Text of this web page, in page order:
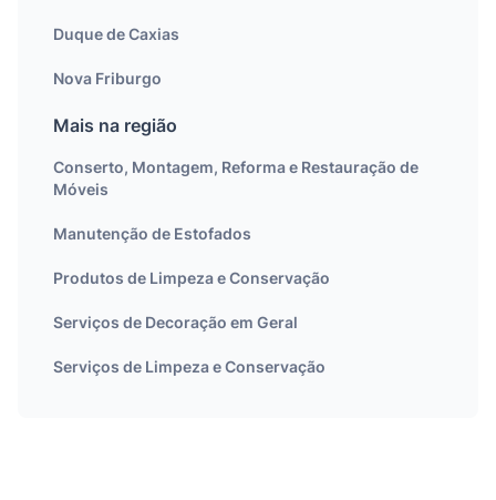
Duque de Caxias
Nova Friburgo
Mais na região
Conserto, Montagem, Reforma e Restauração de
Móveis
Manutenção de Estofados
Produtos de Limpeza e Conservação
Serviços de Decoração em Geral
Serviços de Limpeza e Conservação